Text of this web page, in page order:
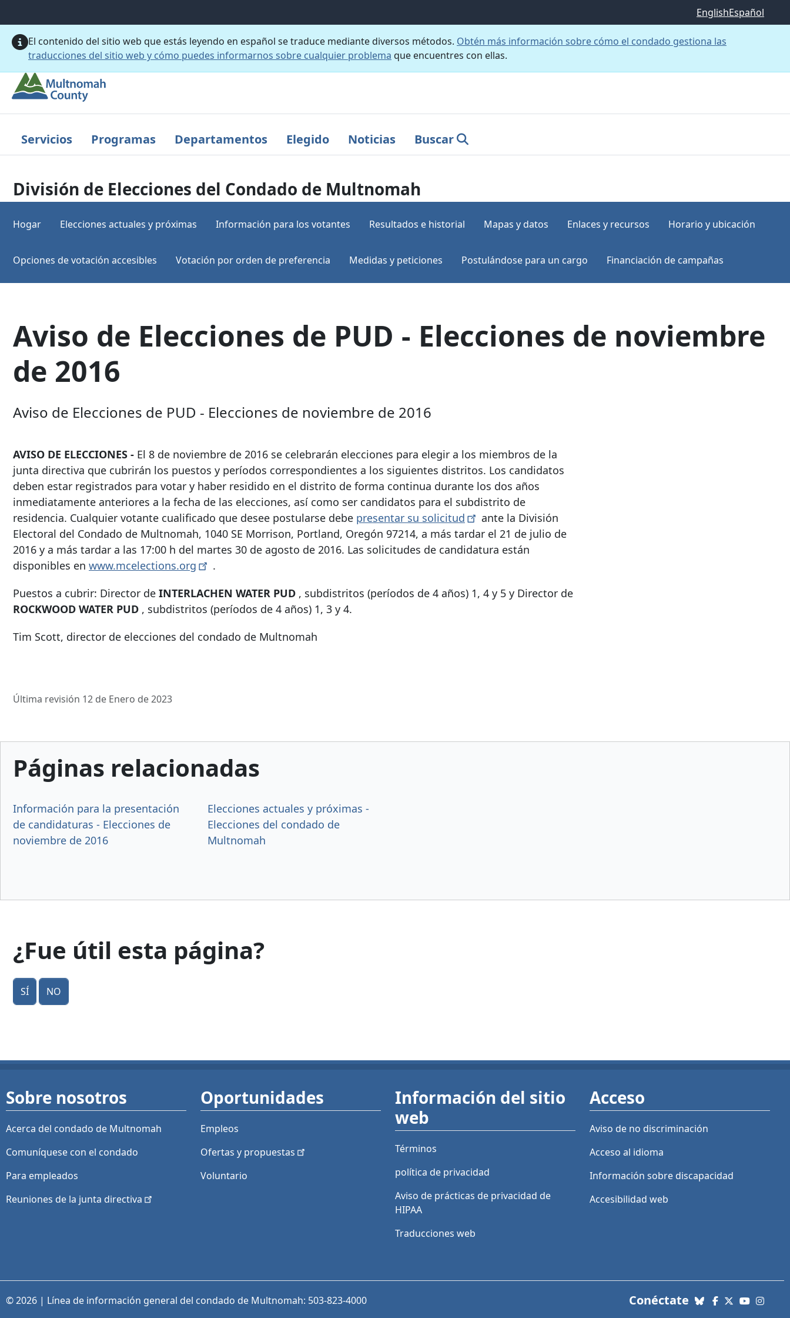
EnglishEspañol
El contenido del sitio web que estás leyendo en español se traduce mediante diversos métodos. Obtén más información sobre cómo el condado gestiona las
traducciones del sitio web y cómo puedes informarnos sobre cualquier problema que encuentres con ellas.
Servicios Programas Departamentos Elegido Noticias Buscar
División de Elecciones del Condado de Multnomah
Hogar Elecciones actuales y próximas Información para los votantes Resultados e historial Mapas y datos Enlaces y recursos Horario y ubicación
Opciones de votación accesibles Votación por orden de preferencia Medidas y peticiones Postulándose para un cargo Financiación de campañas
Aviso de Elecciones de PUD - Elecciones de noviembre
de 2016
Aviso de Elecciones de PUD - Elecciones de noviembre de 2016
AVISO DE ELECCIONES - El 8 de noviembre de 2016 se celebrarán elecciones para elegir a los miembros de la
junta directiva que cubrirán los puestos y períodos correspondientes a los siguientes distritos. Los candidatos
deben estar registrados para votar y haber residido en el distrito de forma continua durante los dos años
inmediatamente anteriores a la fecha de las elecciones, así como ser candidatos para el subdistrito de
residencia. Cualquier votante cualificado que desee postularse debe presentar su solicitud
ante la División
Electoral del Condado de Multnomah, 1040 SE Morrison, Portland, Oregón 97214, a más tardar el 21 de julio de
2016 y a más tardar a las 17:00 h del martes 30 de agosto de 2016. Las solicitudes de candidatura están
disponibles en www.mcelections.org
.
Puestos a cubrir: Director de INTERLACHEN WATER PUD , subdistritos (períodos de 4 años) 1, 4 y 5 y Director de
ROCKWOOD WATER PUD , subdistritos (períodos de 4 años) 1, 3 y 4.
Tim Scott, director de elecciones del condado de Multnomah
Última revisión 12 de Enero de 2023
Páginas relacionadas
Información para la presentación
de candidaturas - Elecciones de
noviembre de 2016
Elecciones actuales y próximas -
Elecciones del condado de
Multnomah
¿Fue útil esta página?
Sí No
Sobre nosotros
Acerca del condado de Multnomah
Comuníquese con el condado
Para empleados
Reuniones de la junta directiva
Oportunidades
Empleos
Ofertas y propuestas
Voluntario
Información del sitio
web
Términos
política de privacidad
Aviso de prácticas de privacidad de
HIPAA
Traducciones web
Acceso
Aviso de no discriminación
Acceso al idioma
Información sobre discapacidad
Accesibilidad web
© 2026 | Línea de información general del condado de Multnomah: 503-823-4000 Conéctatecon nosotros.
Bluesky
Facebook
X (Twitter)
YouTube